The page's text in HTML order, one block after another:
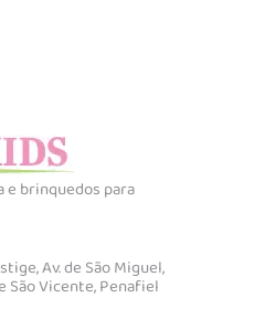
brinquedos para
Av. de São Miguel,
São Vicente, Penafiel